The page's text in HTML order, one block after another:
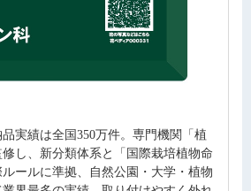
実績は全国350万件。専門機関「植
し、新分類体系と「国際栽培植物命
ールに準拠、自然公園・大学・植物